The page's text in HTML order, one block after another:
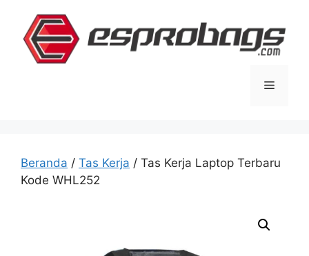
Menu
Beranda / Tas Kerja / Tas Kerja Laptop Terbaru
Kode WHL252